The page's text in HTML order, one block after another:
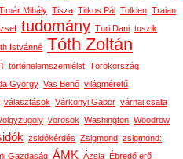
Mihály Tisza Titkos Pál Tolkien Traian
tudomány Turi Dani tuszik
Istvánné Tóth Zoltán
történelemszemlélet Törökország
György Vas Benő világméretű
választások Várkonyi Gábor várnai csata
vörösök Washington Woodrow
zsidókérdés Zsigmond zsigmond:
Gazdaság ÁMK Ázsia
Ébredő erő